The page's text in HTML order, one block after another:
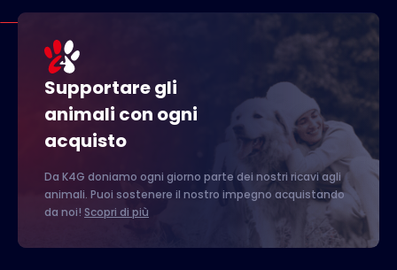
Supportare gli
animali con ogni
acquisto
Da K4G doniamo ogni giorno parte dei nostri ricavi agli
animali. Puoi sostenere il nostro impegno acquistando
da noi! Scopri di più